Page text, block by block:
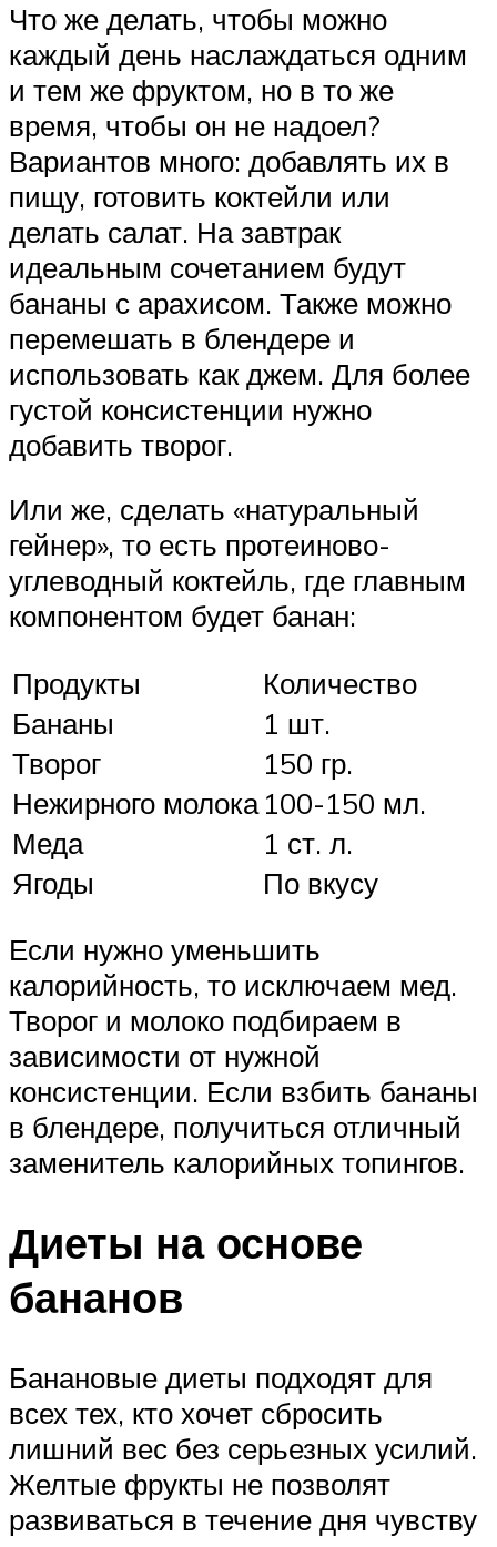
Что же делать, чтобы можно
каждый день наслаждаться одним
и тем же фруктом, но в то же
время, чтобы он не надоел?
Вариантов много: добавлять их в
пищу, готовить коктейли или
делать салат. На завтрак
идеальным сочетанием будут
бананы с арахисом. Также можно
перемешать в блендере и
использовать как джем. Для более
густой консистенции нужно
добавить творог.
Или же, сделать «натуральный
гейнер», то есть протеиново-
углеводный коктейль, где главным
компонентом будет банан:
Продукты
Количество
Бананы
1 шт.
Творог
150 гр.
Нежирного молока 100-150 мл.
Меда
1 ст. л.
Ягоды
По вкусу
Если нужно уменьшить
калорийность, то исключаем мед.
Творог и молоко подбираем в
зависимости от нужной
консистенции. Если взбить бананы
в блендере, получиться отличный
заменитель калорийных топингов.
Диеты на основе
бананов
Банановые диеты подходят для
всех тех, кто хочет сбросить
лишний вес без серьезных усилий.
Желтые фрукты не позволят
развиваться в течение дня чувству